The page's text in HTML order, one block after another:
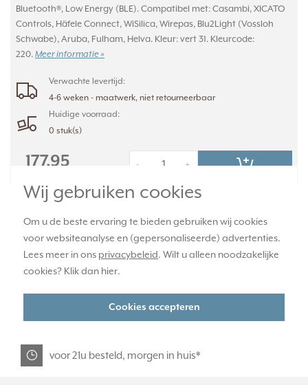
Wij gebruiken cookies
Om u de beste ervaring te bieden gebruiken wij cookies
voor websiteanalyse en (gepersonaliseerde) advertenties.
Lees meer in ons privacybeleid. Wilt u alleen noodzakelijke
cookies? Klik dan hier.
Cookies accepteren
Bluetooth®, Low Energy (BLE). Compatibel met: Casambi, XICATO
Controls, Häfele Connect, WiSilica, Wirepas, Blu2Light (Vossloh
Schwabe), Aruba, Fulham, Helva. Kleur: vert 31. Kleurcode:
220. Meer informatie »
Verwachte levertijd:
4-6 weken - maatwerk, niet retourneerbaar
Huidige voorraad:
0 stuk(s)
177,95 +
-
officiële JUNG dealer
365 dagen retourrecht
veilig kopen met kopersbescherming
voor 21u besteld, morgen in huis*